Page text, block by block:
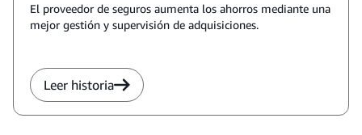
El proveedor de seguros aumenta los ahorros mediante una
mejor gestión y supervisión de adquisiciones.
Leer historia